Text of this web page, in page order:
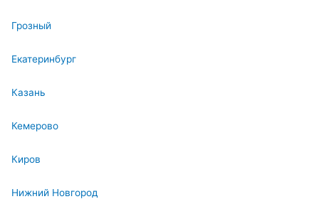
Грозный
Екатеринбург
Казань
Кемерово
Киров
Нижний Новгород